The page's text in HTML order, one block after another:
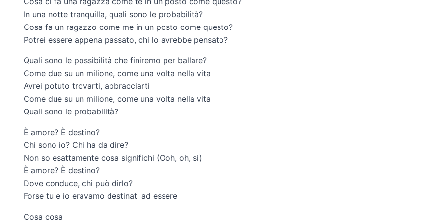
In una notte tranquilla, quali sono le probabilità?
Cosa fa un ragazzo come me in un posto come questo?
Potrei essere appena passato, chi lo avrebbe pensato?
Quali sono le possibilità che finiremo per ballare?
Come due su un milione, come una volta nella vita
Avrei potuto trovarti, abbracciarti
Come due su un milione, come una volta nella vita
Quali sono le probabilità?
È amore? È destino?
Chi sono io? Chi ha da dire?
Non so esattamente cosa significhi (Ooh, oh, si)
È amore? È destino?
Dove conduce, chi può dirlo?
Forse tu e io eravamo destinati ad essere
Cosa cosa